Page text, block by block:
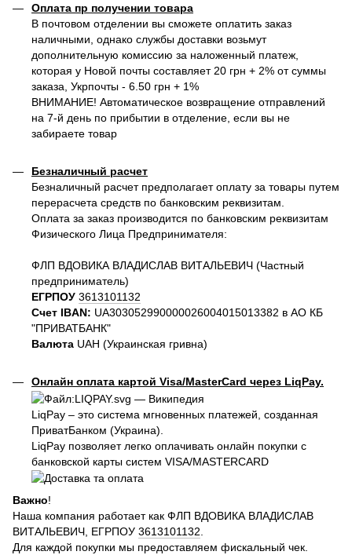
Оплата пр получении товара
В почтовом отделении вы сможете оплатить заказ
наличными, однако службы доставки возьмут
дополнительную комиссию за наложенный платеж,
которая у Новой почты составляет 20 грн + 2% от суммы
заказа, Укрпочты - 6.50 грн + 1%
ВНИМАНИЕ! Автоматическое возвращение отправлений
на 7-й день по прибытии в отделение, если вы не
забираете товар
Безналичный расчет
Безналичный расчет предполагает оплату за товары путем
перерасчета средств по банковским реквизитам.
Оплата за заказ производится по банковским реквизитам
Физического Лица Предпринимателя:
ФЛП ВДОВИКА ВЛАДИСЛАВ ВИТАЛЬЕВИЧ (Частный
предприниматель)
ЕГРПОУ 3613101132
Счет IBAN: UA303052990000026004015013382 в АО КБ
"ПРИВАТБАНК"
Валюта UAH (Украинская гривна)
Онлайн оплата картой Visa/MasterCard через LiqPay.
LiqPay – это система мгновенных платежей, созданная
ПриватБанком (Украина).
LiqPay позволяет легко оплачивать онлайн покупки с
банковской карты систем VISA/MASTERCARD
Важно!
Наша компания работает как ФЛП ВДОВИКА ВЛАДИСЛАВ
ВИТАЛЬЕВИЧ, ЕГРПОУ 3613101132.
Для каждой покупки мы предоставляем фискальный чек.